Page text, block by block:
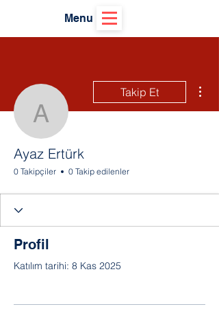
Menu
Ayaz Ertürk
Takip Et
Ayaz Ertürk
0 Takipçiler 0 Takip edilenler
Profil
Katılım tarihi: 8 Kas 2025